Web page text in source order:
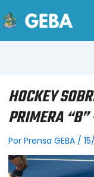
HOCKEY
PRIMERA
Por Prensa GEBA /